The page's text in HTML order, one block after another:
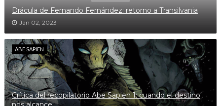
Drácula de Fernando Fernández: retorno a Transilvania
Jan 02, 2023
ABE SAPIEN
Crítica del recopilatorio Abe Sapien 1: cuando el destino